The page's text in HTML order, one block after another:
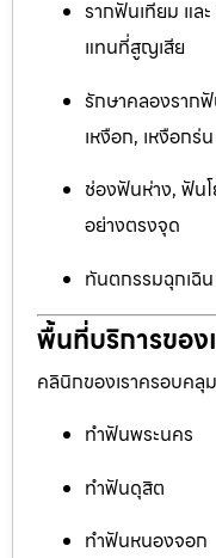
รากฟันเทียม แล
แทนที่สูญเสีย
รักษาคลองราก
เหงือก, เหงือกร่น
ช่องฟันห่าง, ฟันโ
อย่างตรงจุด
ทันตกรรมฉุกเฉิ
พื้นที่บริการของ
คลินิกของเราครอบค
ทำฟันพระนคร
ทำฟันดุสิต
ทำฟันหนองจอก